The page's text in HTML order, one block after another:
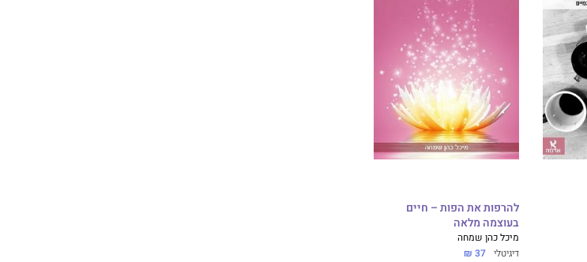
להרפות את הפות – חיים
בעוצמה מלאה
מיכל כהן שמחה
דיגיטלי 37 ₪